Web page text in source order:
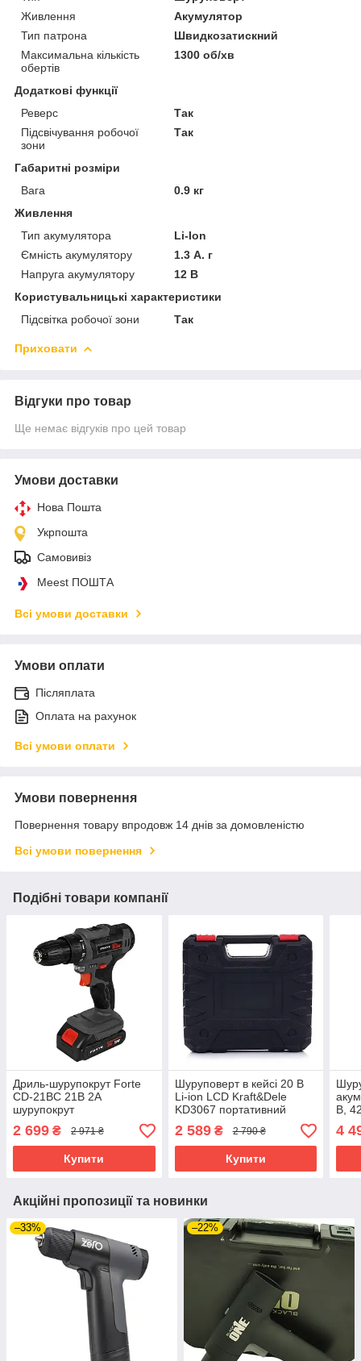
Живлення
Акумулятор
Тип патрона
Швидкозатискний
Максимальна кількість
обертів
1300 об/хв
Додаткові функції
Реверс
Так
Підсвічування робочої
зони
Так
Габаритні розміри
Вага
0.9 кг
Живлення
Тип акумулятора
Li-Ion
Ємність акумулятору
1.3 А. г
Напруга акумулятору
12 В
Користувальницькі характеристики
Підсвітка робочої зони
Так
Приховати
Відгуки про товар
Ще немає відгуків про цей товар
Умови доставки
Нова Пошта
Укрпошта
Самовивіз
Meest ПОШТА
Всі умови доставки
Умови оплати
Післяплата
Оплата на рахунок
Всі умови оплати
Умови повернення
Повернення товару впродовж 14 днів за домовленістю
Всі умови повернення
Подібні товари компанії
Дриль-шурупокрут Fоrte
CD-21BC 21В 2А
шурупокрут
2 699 ₴ 2 971 ₴
Купити
Шуруповерт в кейсі 20 В
Li-ion LCD Kraft&Dele
KD3067 портативний
шуруповерт
2 589₴ 2 790 ₴
Купити
В,
4
Акційні пропозиції та новинки
–33% –22%